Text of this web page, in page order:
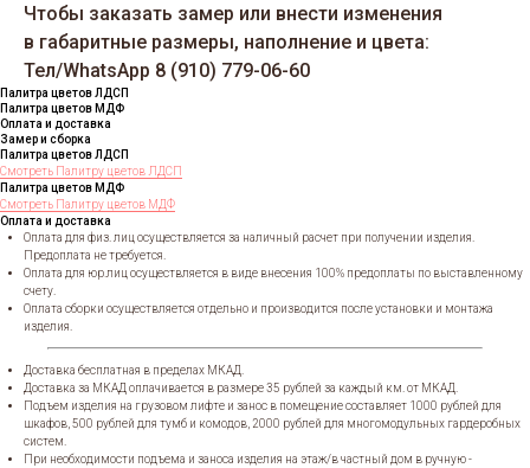
Чтобы заказать замер или внести изменения
в габаритные размеры, наполнение и цвета:
Тел/WhatsАрp 8 (910) 779-06-60
Палитра цветов ЛДСП
Палитра цветов МДФ
Оплата и доставка
Замер и сборка
Палитра цветов ЛДСП
Смотреть Палитру цветов ЛДСП
Палитра цветов МДФ
Смотреть Палитру цветов МДФ
Оплата и доставка
Оплата для физ. лиц осуществляется за наличный расчет при получении изделия.
Предоплата не требуется.
Оплата для юр.лиц осуществляется в виде внесения 100% предоплаты по выставленному
счету.
Оплата сборки осуществляется отдельно и производится после установки и монтажа
изделия.
Доставка бесплатная в пределах МКАД.
Доставка за МКАД оплачивается в размере 35 рублей за каждый км. от МКАД.
Подъем изделия на грузовом лифте и занос в помещение составляет 1000 рублей для
шкафов, 500 рублей для тумб и комодов, 2000 рублей для многомодульных гардеробных
систем.
При необходимости подъема и заноса изделия на этаж/в частный дом в ручную -